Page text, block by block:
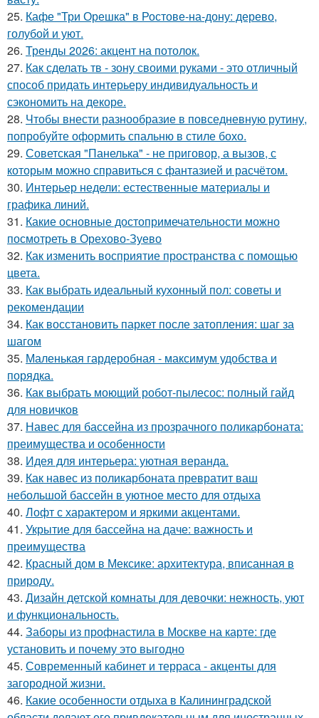
25. Кафе "Три Орешка" в Ростове-на-дону: дерево,
голубой и уют.
26. Тренды 2026: акцент на потолок.
27. Как сделать тв - зону своими руками - это отличный
способ придать интерьеру индивидуальность и
сэкономить на декоре.
28. Чтобы внести разнообразие в повседневную рутину,
попробуйте оформить спальню в стиле бохо.
29. Советская "Панелька" - не приговор, а вызов, с
которым можно справиться с фантазией и расчётом.
30. Интерьер недели: естественные материалы и
графика линий.
31. Какие основные достопримечательности можно
посмотреть в Орехово-Зуево
32. Как изменить восприятие пространства с помощью
цвета.
33. Как выбрать идеальный кухонный пол: советы и
рекомендации
34. Как восстановить паркет после затопления: шаг за
шагом
35. Маленькая гардеробная - максимум удобства и
порядка.
36. Как выбрать моющий робот-пылесос: полный гайд
для новичков
37. Навес для бассейна из прозрачного поликарбоната:
преимущества и особенности
38. Идея для интерьера: уютная веранда.
39. Как навес из поликарбоната превратит ваш
небольшой бассейн в уютное место для отдыха
40. Лофт с характером и яркими акцентами.
41. Укрытие для бассейна на даче: важность и
преимущества
42. Красный дом в Мексике: архитектура, вписанная в
природу.
43. Дизайн детской комнаты для девочки: нежность, уют
и функциональность.
44. Заборы из профнастила в Москве на карте: где
установить и почему это выгодно
45. Современный кабинет и терраса - акценты для
загородной жизни.
46. Какие особенности отдыха в Калининградской